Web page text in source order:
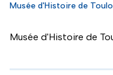
Musée d'Histoire de
Musée d'Histoire de